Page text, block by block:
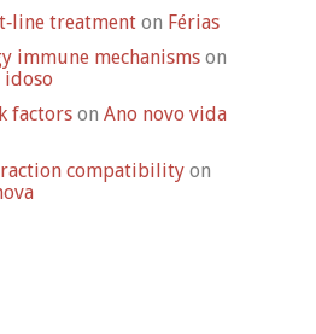
treatment on Férias
immune mechanisms on
idoso
factors on Ano novo vida
compatibility on